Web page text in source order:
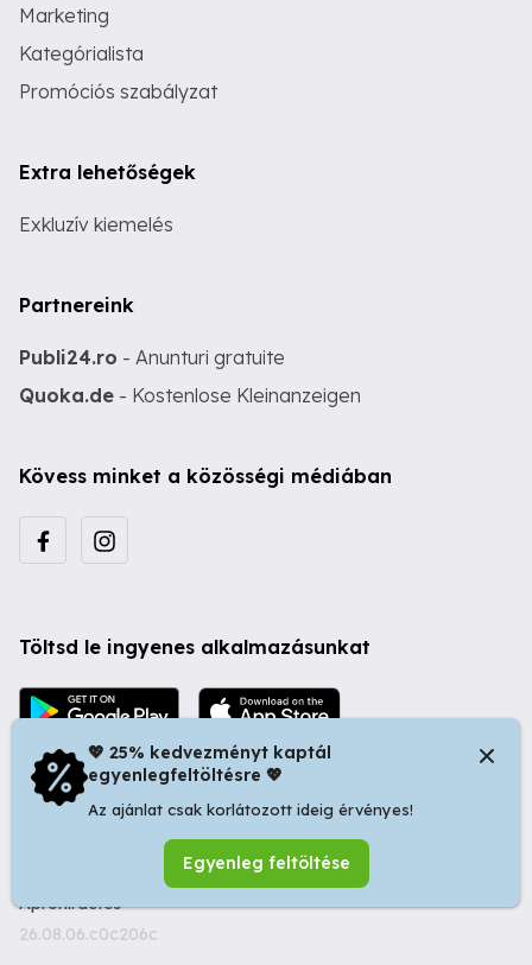
Marketing
Kategórialista
Promóciós szabályzat
Extra lehetőségek
Exkluzív kiemelés
Partnereink
Publi24.ro - Anunturi gratuite
Quoka.de - Kostenlose Kleinanzeigen
Kövess minket a közösségi médiában
Töltsd le ingyenes alkalmazásunkat
© 2026 Startapró S.R.L. | Bulevardul Dacia nr 34, Oradea
410346, Romania | Tax ID: RO44483373 -
Ingyenes
Apróhirdetés
26.08.06.c0c206c
💖 25% kedvezményt kaptál
egyenlegfeltöltésre 💖
Az ajánlat csak korlátozott ideig érvényes!
Egyenleg feltöltése